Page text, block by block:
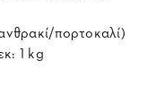
πορτοκαλί)
1 kg